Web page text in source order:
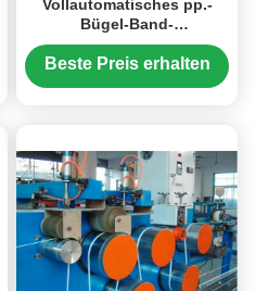
Vollautomatisches pp.-
Bügel-Band-
Plastikumreifungsmaschine
mit PC Steuerung
Beste Preis erhalten